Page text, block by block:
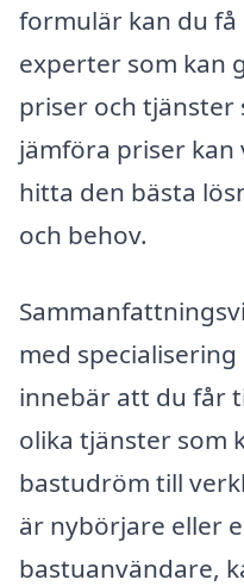
formulär kan du
experter som kan
priser och tjänster
jämföra priser
hitta den bästa
och behov.
med
innebär att du får
olika tjänster som
bastudröm till
är nybörjare eller
bastuanvändare,